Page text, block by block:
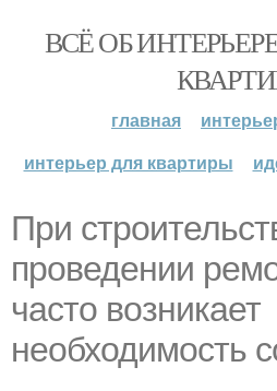
ВСЁ ОБ
главная
интерьер для квартиры
При
проведении
часто возникает
необходимость